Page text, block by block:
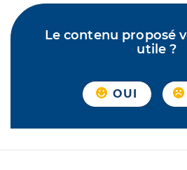
Le contenu proposé
utile ?
OUI